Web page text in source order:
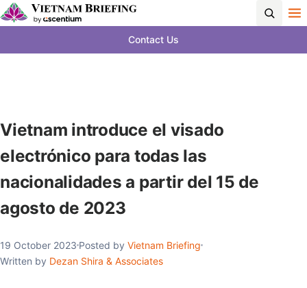
Contact Us
Vietnam introduce el visado
electrónico para todas las
nacionalidades a partir del 15 de
agosto de 2023
19 October 2023 Posted by Vietnam Briefing
Written by Dezan Shira & Associates